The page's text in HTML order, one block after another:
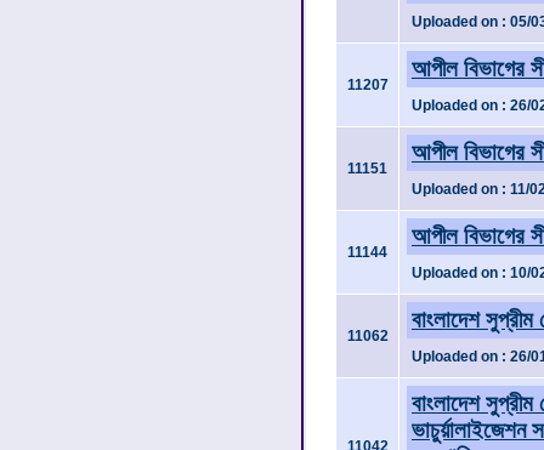
Uploaded on : 05/
11207
আপীল বিভাগের
Uploaded on : 26/
11151
আপীল বিভাগের
Uploaded on : 11/
11144
আপীল বিভাগের
Uploaded on : 10/
11062
বাংলাদেশ
Uploaded on : 26/
11042
বাংলাদেশ সুপ্রীম
ভাচুর্য়ালাইজেশন